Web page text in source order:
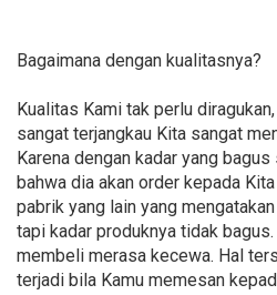
Bagaimana dengan kualitasnya?
Kualitas Kami tak perlu
sangat terjangkau Kita sangat
Karena dengan kadar yang
bahwa dia akan order kepada
pabrik yang lain yang
tapi kadar produknya tidak
membeli merasa kecewa. Hal
terjadi bila Kamu memesan